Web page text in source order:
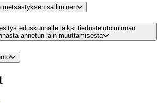
metsästyksen salliminen
eduskunnalle laiksi tiedustelutoiminnan
annetun lain muuttamisesta